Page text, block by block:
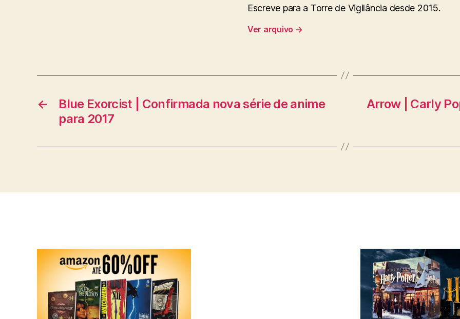
Escreve para a Torre de Vigilância desde 2015.
Ver arquivo →
←
Blue Exorcist | Confirmada nova série de anime
para 2017
Arrow | Carly